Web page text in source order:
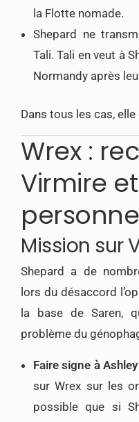
la Flotte nomade.
Shepard ne
Tali. Tali en veut à
Normandy après
Dans tous les cas,
Wrex :
Virmire
Mission sur
Shepard a de
lors du désaccord
la base de Saren,
problème du
Faire signe à
sur Wrex sur les
possible que si